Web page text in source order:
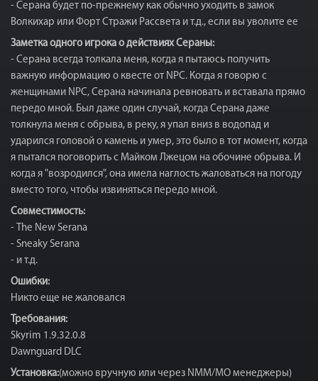
- Серана будет по-прежнему как обычно уходить в замок
Волкихар или Форт Стражи Рассвета и т.д., если вы уволите ее
Заметка одного игрока о действиях Сераны:
- Серана всегда толкала меня, когда я пытаюсь получить
важную информацию о квесте от NPC. Когда я говорю с
женщинами NPC, Серана начинала ревновать и вставала прямо
передо мной. Был даже один случай, когда Серана даже
толкнула меня с обрыва, в реку, я упал вниз в водопад и
ударился головой о камень и умер, это было в тот момент, когда
я пытался поговорить с Майком Лжецом на обочине обрыва. И
когда я "возродился", она имела наглость жаловаться на погоду
вместо того, чтобы извиняться передо мной.
Совместимость:
- The New Serana
- Sneaky Serana
- и т.д.
Ошибки:
Никто еще не жаловался
Требования:
Skyrim 1.9.32.0.8
Dawnguard DLC
Установка:(можно вручную или через NMM/MO менеджеры)